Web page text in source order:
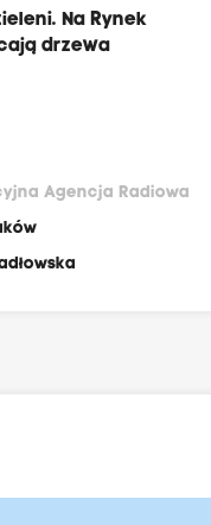
Na Rynek
drzewa
Agencja Radiowa